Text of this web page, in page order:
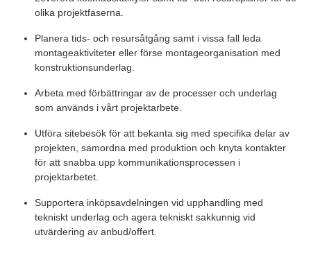
olika projektfaserna.
Planera tids- och resursåtgång samt i vissa fall leda
montageaktiviteter eller förse montageorganisation med
konstruktionsunderlag.
Arbeta med förbättringar av de processer och underlag
som används i vårt projektarbete.
Utföra sitebesök för att bekanta sig med specifika delar av
projekten, samordna med produktion och knyta kontakter
för att snabba upp kommunikationsprocessen i
projektarbetet.
Supportera inköpsavdelningen vid upphandling med
tekniskt underlag och agera tekniskt sakkunnig vid
utvärdering av anbud/offert.